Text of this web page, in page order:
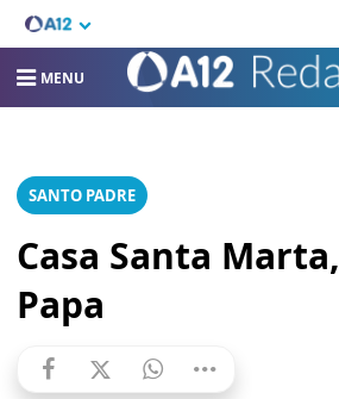
MENU
SANTO PADRE
Casa Santa
Papa